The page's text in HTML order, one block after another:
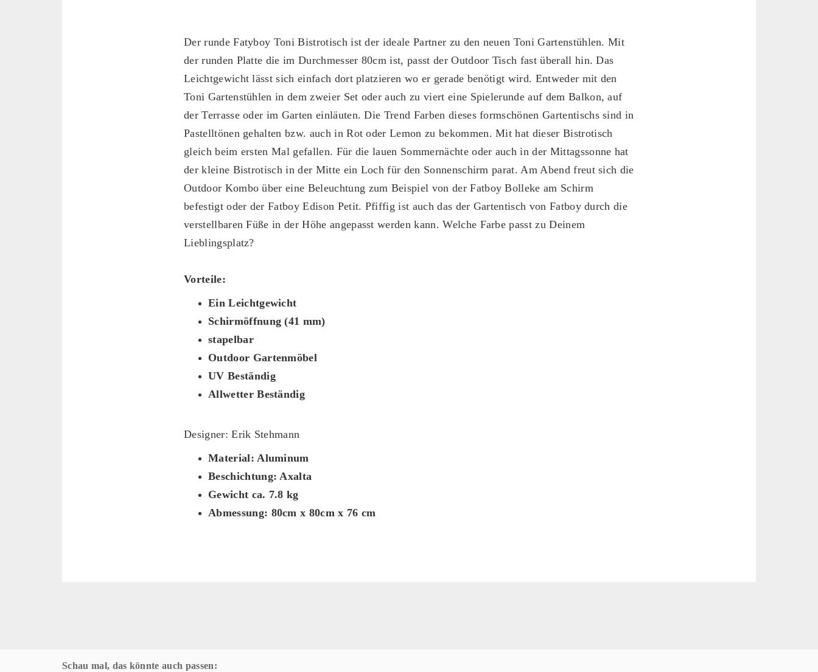
Der runde Fatyboy Toni Bistrotisch ist der ideale Partner zu den neuen Toni Gartenstühlen. Mit
der runden Platte die im Durchmesser 80cm ist, passt der Outdoor Tisch fast überall hin. Das
Leichtgewicht lässt sich einfach dort platzieren wo er gerade benötigt wird. Entweder mit den
Toni Gartenstühlen in dem zweier Set oder auch zu viert eine Spielerunde auf dem Balkon, auf
der Terrasse oder im Garten einläuten. Die Trend Farben dieses formschönen Gartentischs sind in
Pastelltönen gehalten bzw. auch in Rot oder Lemon zu bekommen. Mit hat dieser Bistrotisch
gleich beim ersten Mal gefallen. Für die lauen Sommernächte oder auch in der Mittagssonne hat
der kleine Bistrotisch in der Mitte ein Loch für den Sonnenschirm parat. Am Abend freut sich die
Outdoor Kombo über eine Beleuchtung zum Beispiel von der Fatboy Bolleke am Schirm
befestigt oder der Fatboy Edison Petit. Pfiffig ist auch das der Gartentisch von Fatboy durch die
verstellbaren Füße in der Höhe angepasst werden kann. Welche Farbe passt zu Deinem
Lieblingsplatz?
Vorteile:
Ein Leichtgewicht
Schirmöffnung (41 mm)
stapelbar
Outdoor Gartenmöbel
UV Beständig
Allwetter Beständig
Designer: Erik Stehmann
Material: Aluminum
Beschichtung: Axalta
Gewicht ca. 7.8 kg
Abmessung: 80cm x 80cm x 76 cm
Schau mal, das könnte auch passen: